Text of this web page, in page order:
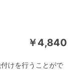
￥4,840
けを行うことがで